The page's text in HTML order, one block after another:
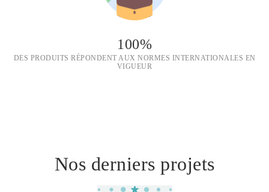
100%
DES PRODUITS RÉPONDENT AUX NORMES INTERNATIONALES EN
VIGUEUR
Nos derniers projets